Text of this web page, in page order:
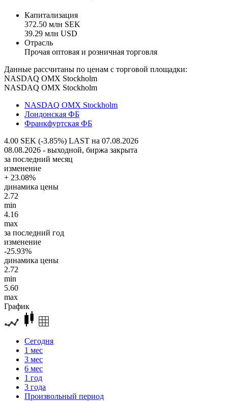
Капитализация
372.50 млн SEK
39.29 млн USD
Отрасль
Прочая оптовая и розничная торговля
Данные рассчитаны по ценам с торговой площадки:
NASDAQ OMX Stockholm
NASDAQ OMX Stockholm
NASDAQ OMX Stockholm
Лондонская ФБ
Франкфуртская ФБ
4.00 SEK (-3.85%) LAST на 07.08.2026
08.08.2026 - выходной, биржа закрыта
за последний месяц
изменение
+ 23.08%
динамика цены
2.72
min
4.16
max
за последний год
изменение
-25.93%
динамика цены
2.72
min
5.60
max
График
Сегодня
1 мес
3 мес
6 мес
1 год
3 года
Произвольный период